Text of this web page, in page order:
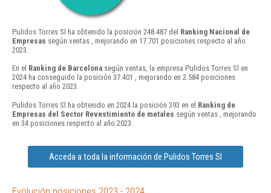
Pulidos Torres Sl ha obtenido la posición 248.487 del Ranking Nacional de
Empresas según ventas , mejorando en 17.701 posiciones respecto al año
2023.
En el Ranking de Barcelona según ventas, la empresa Pulidos Torres Sl en
2024 ha conseguido la posición 37.401 , mejorando en 2.584 posiciones
respecto al año 2023.
Pulidos Torres Sl ha obtenido en 2024 la posición 393 en el Ranking de
Empresas del Sector Revestimiento de metales según ventas , mejorando
en 34 posiciones respecto al año 2023.
Acceda a toda la información de Pulidos Torres Sl